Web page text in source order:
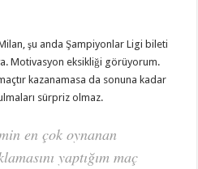
şu anda Şampiyonlar Ligi bileti
Motivasyon eksikliği görüyorum.
kazanamasa da sonuna kadar
sürpriz olmaz.
en çok oynanan
yaptığım maç